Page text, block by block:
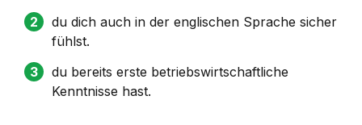
du dich auch in der englischen Sprache sicher
fühlst.
du bereits erste betriebswirtschaftliche
Kenntnisse hast.